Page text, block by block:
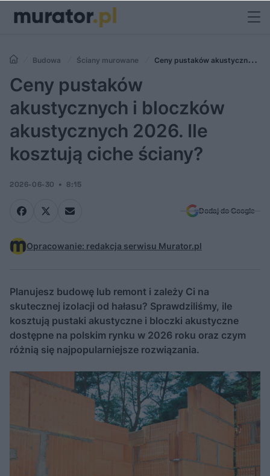
Budowa Ściany murowane
Ceny pustaków akustycznych i
bloczków akustycznych 2026. Ile kosztują ciche ściany?
Ceny pustaków
akustycznych i bloczków
akustycznych 2026. Ile
kosztują ciche ściany?
2026-06-30 8:15
Dodaj do Google
Opracowanie: redakcja serwisu Murator.pl
Planujesz budowę lub remont i zależy Ci na
skutecznej izolacji od hałasu? Sprawdziliśmy, ile
kosztują pustaki akustyczne i bloczki akustyczne
dostępne na polskim rynku w 2026 roku oraz czym
różnią się najpopularniejsze rozwiązania.